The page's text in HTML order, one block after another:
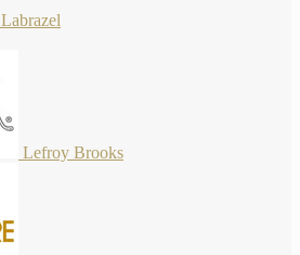
Labrazel
Lefroy Brooks